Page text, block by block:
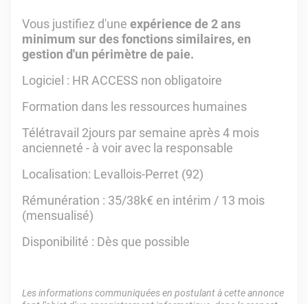
Vous justifiez d'une expérience de 2 ans
minimum sur des fonctions similaires, en
gestion d'un périmètre de paie.
Logiciel : HR ACCESS non obligatoire
Formation dans les ressources humaines
Télétravail 2jours par semaine après 4 mois
ancienneté - à voir avec la responsable
Localisation: Levallois-Perret (92)
Rémunération : 35/38k€ en intérim / 13 mois
(mensualisé)
Disponibilité : Dès que possible
Les informations communiquées en postulant à cette annonce